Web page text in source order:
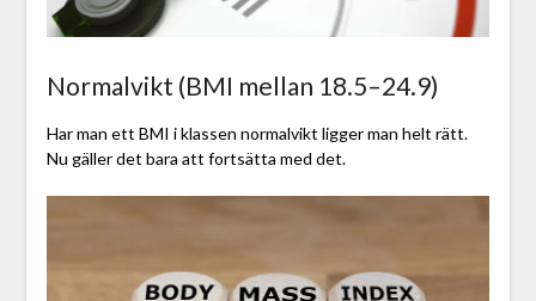
Normalvikt (BMI mellan 18.5–24.9)
Har man ett BMI i klassen normalvikt ligger man helt rätt.
Nu gäller det bara att fortsätta med det.